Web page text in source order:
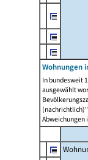
Wohnungen
In bundesweit
ausgewählt
Abweichungen